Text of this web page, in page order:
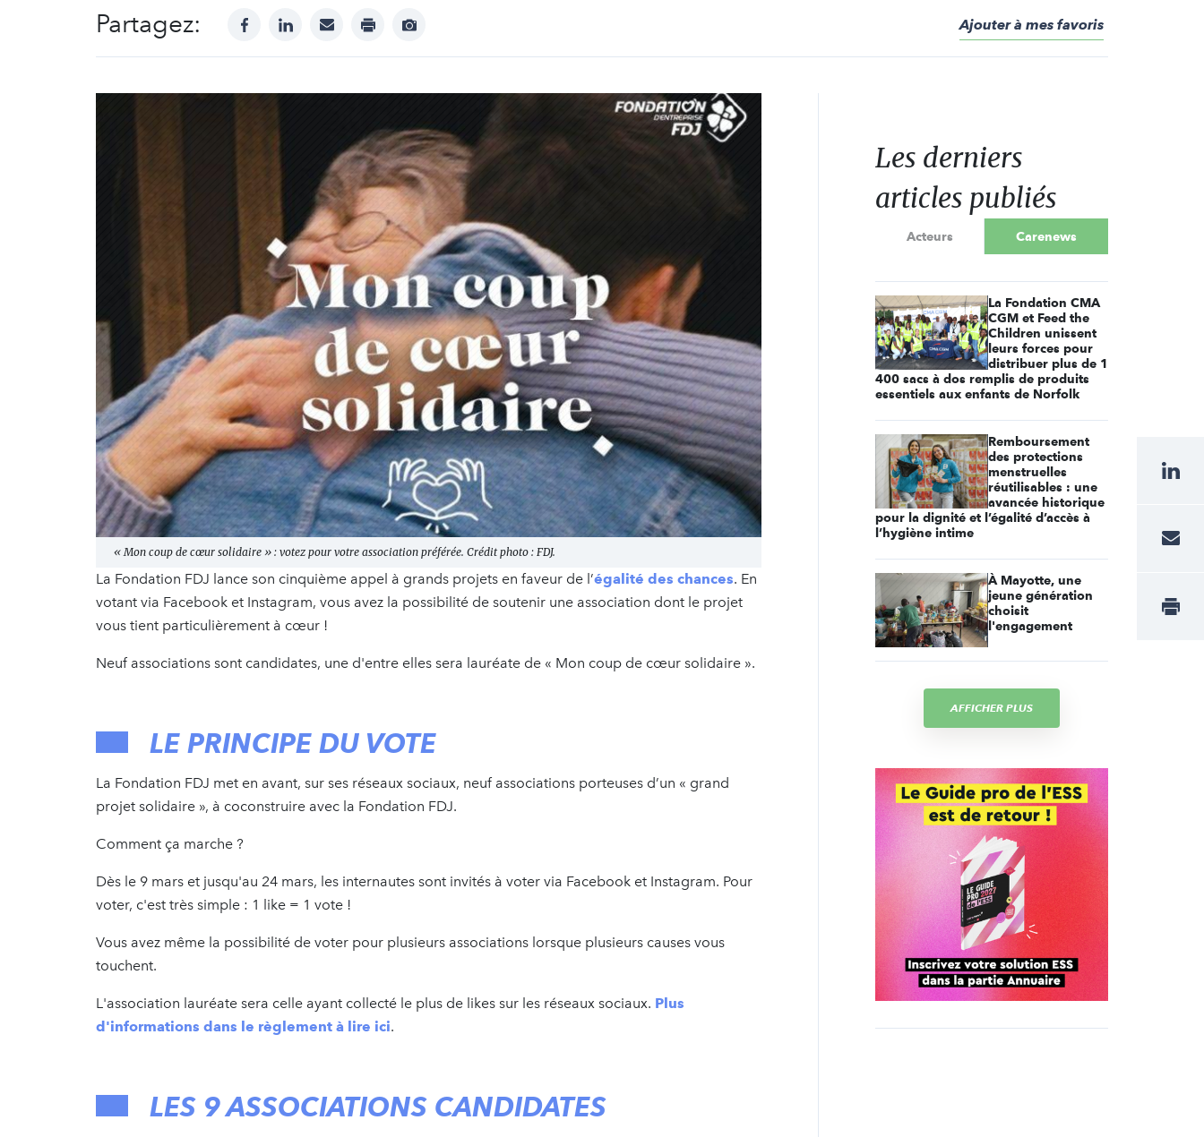
Partagez: facebooklinkedinmail print
Afficher
Ajouter à mes favoris
« Mon coup de cœur solidaire » : votez pour votre association préférée. Crédit photo : FDJ.
La Fondation FDJ lance son cinquième appel à grands projets en faveur de l’égalité des chances. En
votant via Facebook et Instagram, vous avez la possibilité de soutenir une association dont le projet
vous tient particulièrement à cœur !
Neuf associations sont candidates, une d'entre elles sera lauréate de « Mon coup de cœur solidaire ».
LE PRINCIPE DU VOTE
La Fondation FDJ met en avant, sur ses réseaux sociaux, neuf associations porteuses d’un « grand
projet solidaire », à coconstruire avec la Fondation FDJ.
Comment ça marche ?
Dès le 9 mars et jusqu'au 24 mars, les internautes sont invités à voter via Facebook et Instagram. Pour
voter, c'est très simple : 1 like = 1 vote !
Vous avez même la possibilité de voter pour plusieurs associations lorsque plusieurs causes vous
touchent.
L'association lauréate sera celle ayant collecté le plus de likes sur les réseaux sociaux. Plus
d'informations dans le règlement à lire ici.
LES 9 ASSOCIATIONS CANDIDATES
Les derniers
articles publiés
Acteurs Carenews
La Fondation CMA
CGM et Feed the
Children unissent
leurs forces pour
distribuer plus de 1
400 sacs à dos remplis de produits
essentiels aux enfants de Norfolk
Remboursement
des protections
menstruelles
réutilisables : une
avancée historique
pour la dignité et l’égalité d’accès à
l’hygiène intime
À Mayotte, une
jeune génération
choisit
l'engagement
AFFICHER PLUS